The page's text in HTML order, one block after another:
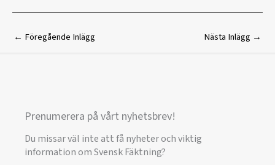
← Föregående Inlägg Nästa Inlägg →
Prenumerera på vårt nyhetsbrev!
Du missar väl inte att få nyheter och viktig
information om Svensk Fäktning?